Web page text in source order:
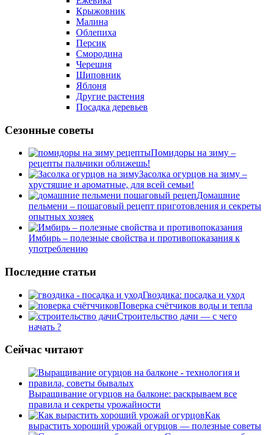
Крыжовник
Малина
Облепиха
Персик
Смородина
Черешня
Шиповник
Яблоня
Другие растения
Посадка деревьев
Сезонные советы
Помидоры на зиму –
рецепты пальчики оближешь!
Засолка огурцов на зиму –
хрустящие и ароматные, для всей семьи!
Домашние
пельмени – пошаговый рецепт приготовления и секреты
опытных хозяек
Имбирь – полезные свойства и противопоказания к
употреблению
Последние статьи
Гвоздика: посадка и уход
Поверка счётчиков воды и тепла
Строительство дачи — с чего
начать ?
Сейчас читают
Выращивание огурцов на балконе: раскрываем все
правила и секреты урожайности
Как
вырастить хороший урожай огурцов — полезные советы